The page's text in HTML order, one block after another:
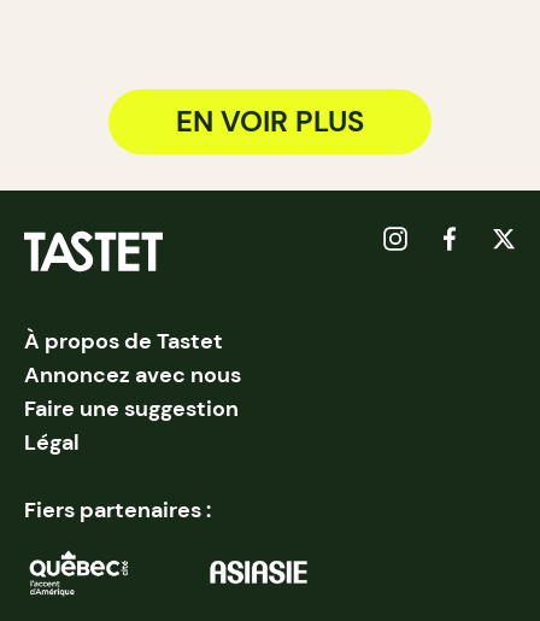
EN VOIR PLUS
À propos de Tastet
Annoncez avec nous
Faire une suggestion
Légal
Fiers partenaires :